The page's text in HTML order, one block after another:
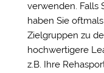
verwenden. Falls
haben Sie
Zielgruppen zu
hochwertigere
z.B. Ihre